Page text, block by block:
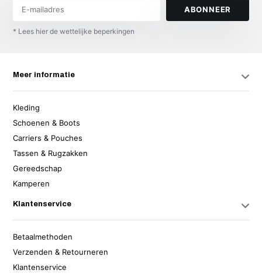
ABONNEER
* Lees hier de wettelijke beperkingen
Meer informatie
Kleding
Schoenen & Boots
Carriers & Pouches
Tassen & Rugzakken
Gereedschap
Kamperen
Klantenservice
Betaalmethoden
Verzenden & Retourneren
Klantenservice